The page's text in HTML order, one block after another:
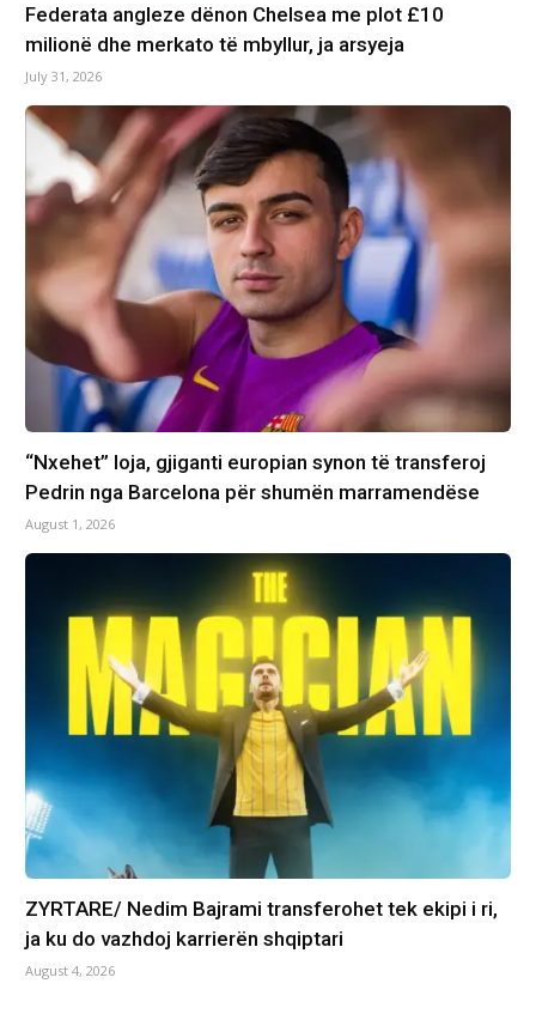
Federata angleze dënon Chelsea me plot £10
milionë dhe merkato të mbyllur, ja arsyeja
July 31, 2026
“Nxehet” loja, gjiganti europian synon të transferoj
Pedrin nga Barcelona për shumën marramendëse
August 1, 2026
ZYRTARE/ Nedim Bajrami transferohet tek ekipi i ri,
ja ku do vazhdoj karrierën shqiptari
August 4, 2026